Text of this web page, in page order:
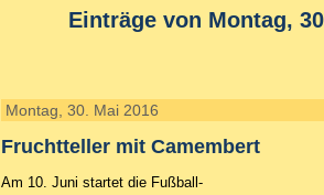
Einträge von Montag,
Montag, 30. Mai 2016
Fruchtteller mit Camembert
Am 10. Juni startet die Fußball-